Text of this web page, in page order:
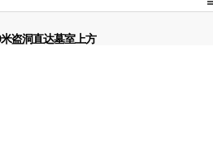
盗洞直达墓室上方